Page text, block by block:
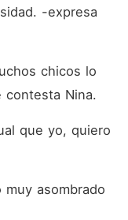
-expresa
chicos lo
contesta Nina.
que yo, quiero
asombrado